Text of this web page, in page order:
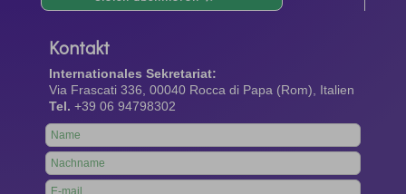
Kontakt
Internationales Sekretariat:
Via Frascati 336, 00040 Rocca di Papa (Rom), Italien
Tel. +39 06 94798302
Leave
this
field
blank